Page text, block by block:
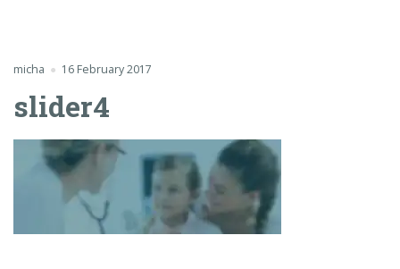
micha 16 February 2017
slider4